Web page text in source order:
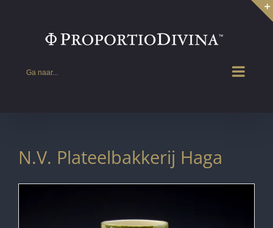
Ga naar...
N.V. Plateelbakkerij Haga